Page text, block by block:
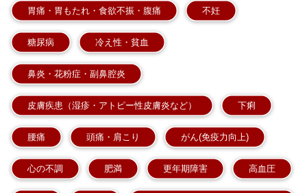
胃痛・胃もたれ・食欲不振・腹痛 不妊
糖尿病 冷え性・貧血
鼻炎・花粉症・副鼻腔炎
皮膚疾患（湿疹・アトピー性皮膚炎など） 下痢
腰痛 頭痛・肩こり がん(免疫力向上)
心の不調 肥満 更年期障害 高血圧